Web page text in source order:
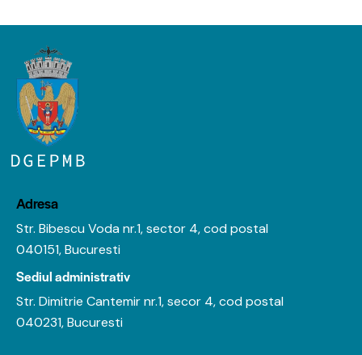
Adresa
Str. Bibescu Voda nr.1, sector 4, cod postal
040151, Bucuresti
Sediul administrativ
Str. Dimitrie Cantemir nr.1, secor 4, cod postal
040231, Bucuresti